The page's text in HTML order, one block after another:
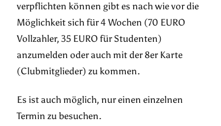
verpflichten können gibt es nach wie vor die
Möglichkeit sich für 4 Wochen (70 EURO
Vollzahler, 35 EURO für Studenten)
anzumelden oder auch mit der 8er Karte
(Clubmitglieder) zu kommen.
Es ist auch möglich, nur einen einzelnen
Termin zu besuchen.